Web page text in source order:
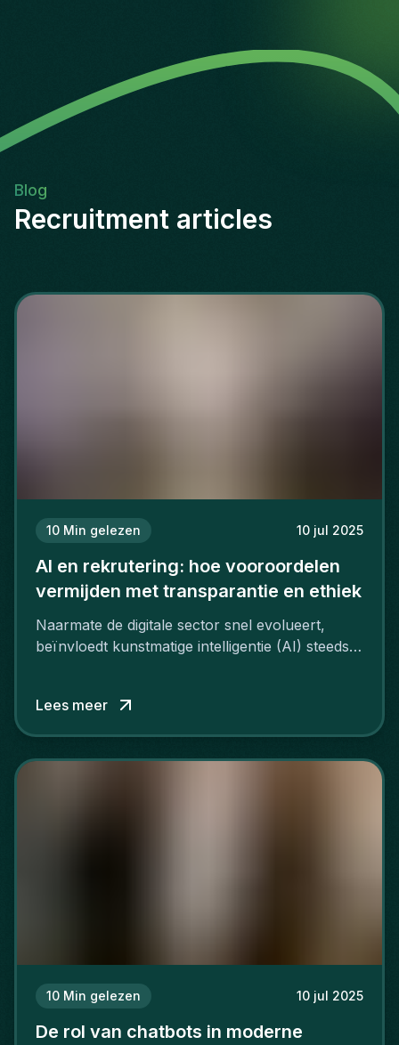
Blog
Recruitment articles
10 Min gelezen 10 jul 2025
AI en rekrutering: hoe vooroordelen
vermijden met transparantie en ethiek
Naarmate de digitale sector snel evolueert,
beïnvloedt kunstmatige intelligentie (AI) steeds
Lees meer
10 Min gelezen 10 jul 2025
De rol van chatbots in moderne